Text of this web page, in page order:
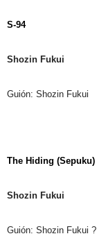
S-94
Shozin Fukui
Guión: Shozin Fukui
The Hiding (Sepuku)
Shozin Fukui
Guión: Shozin Fukui ?